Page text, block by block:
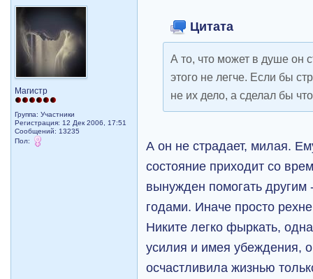
Магистр
Группа: Участники
Регистрация: 12 Дек 2006, 17:51
Сообщений: 13235
Пол:
Цитата
А то, что может в душе он
этого не легче. Если бы
не их дело, а сделал бы
А он не страдает, милая.
состояние приходит со
вынужден помогать
годами. Иначе просто
Никите легко фыркать,
усилия и имея убеждения,
осчастливила жизнью